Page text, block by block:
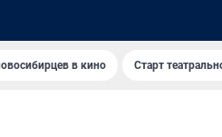
в кино Старт